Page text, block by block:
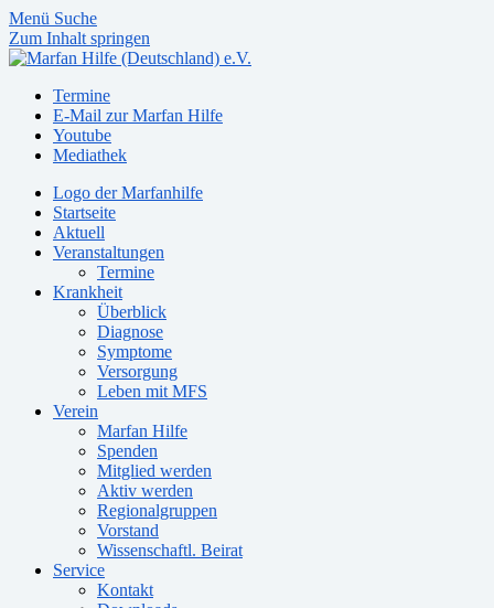
Menü Suche
Zum Inhalt springen
Termine
E-Mail zur Marfan Hilfe
Youtube
Mediathek
Logo der Marfanhilfe
Startseite
Aktuell
Veranstaltungen
Termine
Krankheit
Überblick
Diagnose
Symptome
Versorgung
Leben mit MFS
Verein
Marfan Hilfe
Spenden
Mitglied werden
Aktiv werden
Regionalgruppen
Vorstand
Wissenschaftl. Beirat
Service
Kontakt